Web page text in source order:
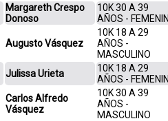
Margareth Crespo
Donoso
10K 30 A 39
AÑOS -
Augusto Vásquez
10K 18 A 29
AÑOS -
MASCULINO
Julissa Urieta
10K 18 A 29
AÑOS -
Carlos Alfredo
Vásquez
10K 30 A 39
AÑOS -
MASCULINO